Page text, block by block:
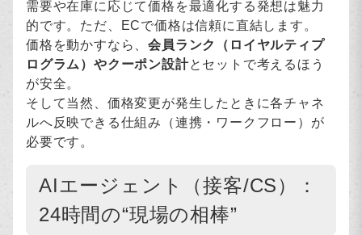
需要や在庫に応じて価格を最適化する発想は魅力
的です。ただ、ECで価格は信頼に直結します。
価格を動かすなら、会員ランク（ロイヤルティプ
ログラム）やクーポン設計とセットで考えるほう
が安全。
そして当然、価格変更が発生したときに各チャネ
ルへ反映できる仕組み（連携・ワークフロー）が
必要です。
AIエージェント（接客/CS）：
24時間の“現場の相棒”